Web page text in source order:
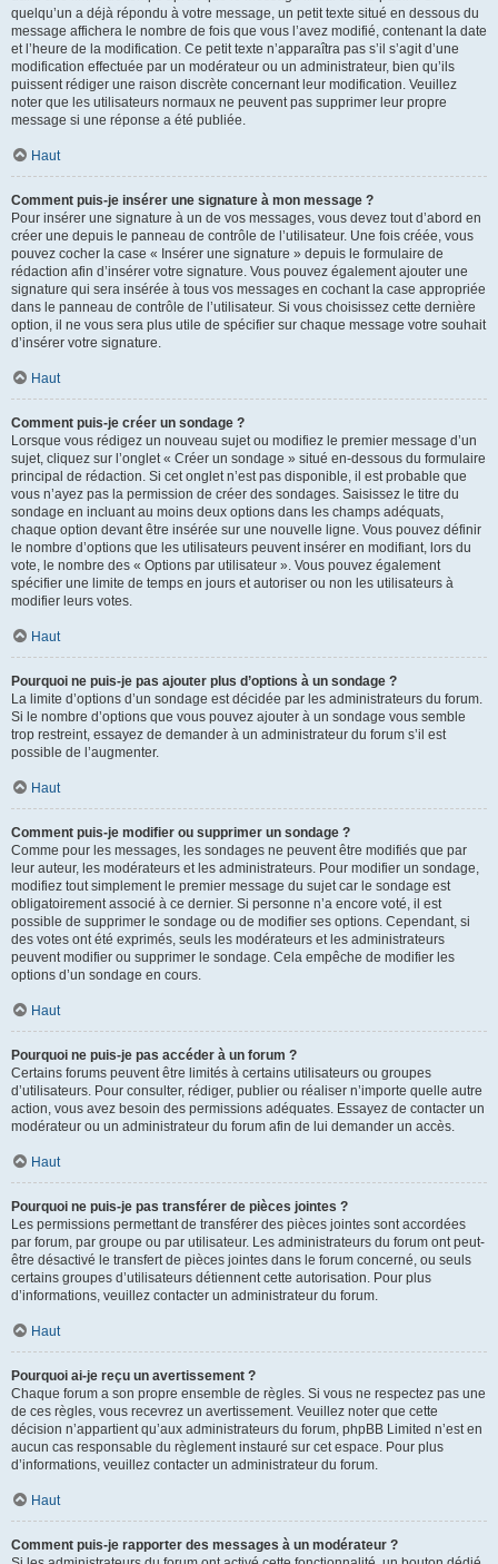
quelqu’un a déjà répondu à votre message, un petit texte situé en dessous du
message affichera le nombre de fois que vous l’avez modifié, contenant la date
et l’heure de la modification. Ce petit texte n’apparaîtra pas s’il s’agit d’une
modification effectuée par un modérateur ou un administrateur, bien qu’ils
puissent rédiger une raison discrète concernant leur modification. Veuillez
noter que les utilisateurs normaux ne peuvent pas supprimer leur propre
message si une réponse a été publiée.
Haut
Comment puis-je insérer une signature à mon message ?
Pour insérer une signature à un de vos messages, vous devez tout d’abord en
créer une depuis le panneau de contrôle de l’utilisateur. Une fois créée, vous
pouvez cocher la case « Insérer une signature » depuis le formulaire de
rédaction afin d’insérer votre signature. Vous pouvez également ajouter une
signature qui sera insérée à tous vos messages en cochant la case appropriée
dans le panneau de contrôle de l’utilisateur. Si vous choisissez cette dernière
option, il ne vous sera plus utile de spécifier sur chaque message votre souhait
d’insérer votre signature.
Haut
Comment puis-je créer un sondage ?
Lorsque vous rédigez un nouveau sujet ou modifiez le premier message d’un
sujet, cliquez sur l’onglet « Créer un sondage » situé en-dessous du formulaire
principal de rédaction. Si cet onglet n’est pas disponible, il est probable que
vous n’ayez pas la permission de créer des sondages. Saisissez le titre du
sondage en incluant au moins deux options dans les champs adéquats,
chaque option devant être insérée sur une nouvelle ligne. Vous pouvez définir
le nombre d’options que les utilisateurs peuvent insérer en modifiant, lors du
vote, le nombre des « Options par utilisateur ». Vous pouvez également
spécifier une limite de temps en jours et autoriser ou non les utilisateurs à
modifier leurs votes.
Haut
Pourquoi ne puis-je pas ajouter plus d’options à un sondage ?
La limite d’options d’un sondage est décidée par les administrateurs du forum.
Si le nombre d’options que vous pouvez ajouter à un sondage vous semble
trop restreint, essayez de demander à un administrateur du forum s’il est
possible de l’augmenter.
Haut
Comment puis-je modifier ou supprimer un sondage ?
Comme pour les messages, les sondages ne peuvent être modifiés que par
leur auteur, les modérateurs et les administrateurs. Pour modifier un sondage,
modifiez tout simplement le premier message du sujet car le sondage est
obligatoirement associé à ce dernier. Si personne n’a encore voté, il est
possible de supprimer le sondage ou de modifier ses options. Cependant, si
des votes ont été exprimés, seuls les modérateurs et les administrateurs
peuvent modifier ou supprimer le sondage. Cela empêche de modifier les
options d’un sondage en cours.
Haut
Pourquoi ne puis-je pas accéder à un forum ?
Certains forums peuvent être limités à certains utilisateurs ou groupes
d’utilisateurs. Pour consulter, rédiger, publier ou réaliser n’importe quelle autre
action, vous avez besoin des permissions adéquates. Essayez de contacter un
modérateur ou un administrateur du forum afin de lui demander un accès.
Haut
Pourquoi ne puis-je pas transférer de pièces jointes ?
Les permissions permettant de transférer des pièces jointes sont accordées
par forum, par groupe ou par utilisateur. Les administrateurs du forum ont peut-
être désactivé le transfert de pièces jointes dans le forum concerné, ou seuls
certains groupes d’utilisateurs détiennent cette autorisation. Pour plus
d’informations, veuillez contacter un administrateur du forum.
Haut
Pourquoi ai-je reçu un avertissement ?
Chaque forum a son propre ensemble de règles. Si vous ne respectez pas une
de ces règles, vous recevrez un avertissement. Veuillez noter que cette
décision n’appartient qu’aux administrateurs du forum, phpBB Limited n’est en
aucun cas responsable du règlement instauré sur cet espace. Pour plus
d’informations, veuillez contacter un administrateur du forum.
Haut
Comment puis-je rapporter des messages à un modérateur ?